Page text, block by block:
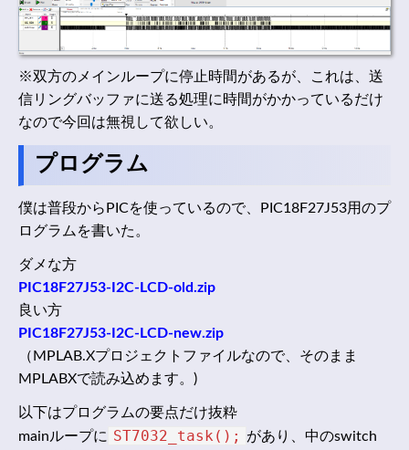
※双方のメインループに停止時間があるが、これは、送
信リングバッファに送る処理に時間がかかっているだけ
なので今回は無視して欲しい。
プログラム
僕は普段からPICを使っているので、PIC18F27J53用のプ
ログラムを書いた。
ダメな方
PIC18F27J53-I2C-LCD-old.zip
良い方
PIC18F27J53-I2C-LCD-new.zip
（MPLAB.Xプロジェクトファイルなので、そのまま
MPLABXで読み込めます。)
以下はプログラムの要点だけ抜粋
mainループに ST7032_task();
があり、中のswitch